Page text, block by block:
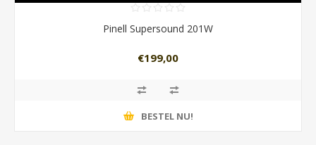
Pinell Supersound 201W
€199,00
BESTEL NU!